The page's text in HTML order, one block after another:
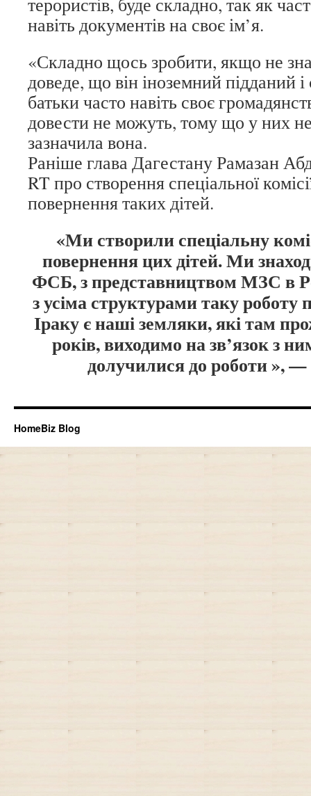
навіть документів на своє ім’я.
«Складно щось зробити, якщо не
доведе, що він іноземний підданий
батьки часто навіть своє
довести не можуть, тому що у них
зазначила вона.
Раніше глава Дагестану Рамазан
RT про створення спеціальної
повернення таких дітей.
«Ми створили спеціальну
повернення цих дітей. Ми
ФСБ, з представництвом МЗС в
з усіма структурами таку роботу
Іраку є наші земляки, які там
років, виходимо на зв’язок з
долучилися до роботи », —
HomeBiz Blog